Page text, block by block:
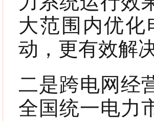
大范围内优
动，更有效解
二是跨电网经
全国统一电力